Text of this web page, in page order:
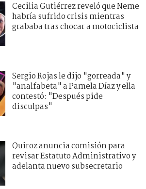
Cecilia Gutiérrez reveló que Neme
habría sufrido crisis mientras
grababa tras chocar a motociclista
Sergio Rojas le dijo "gorreada" y
"analfabeta" a Pamela Díaz y ella
contestó: "Después pide
disculpas"
Quiroz anuncia comisión para
revisar Estatuto Administrativo y
adelanta nuevo subsecretario